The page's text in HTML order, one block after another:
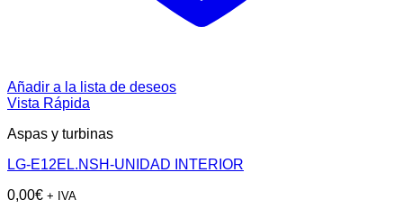
Añadir a la lista de deseos
Vista Rápida
Aspas y turbinas
LG-E12EL.NSH-UNIDAD INTERIOR
0,00€ + IVA